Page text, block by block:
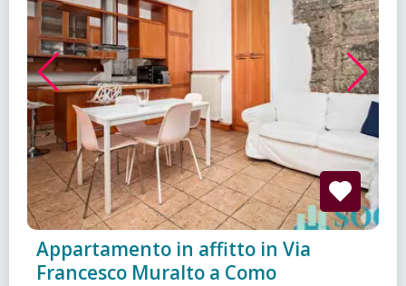
Appartamento in affitto in Via
Francesco Muralto a Como